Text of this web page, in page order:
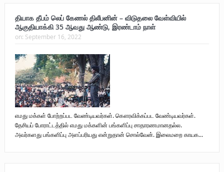
தியாக தீபம் லெப் கேணல் திலீபனின் – விடுதலை வேள்வியில்
ஆகுதியாக்கி 35 ஆவது ஆண்டு, இரண்டாம் நாள்
on: September 16, 2022
எமது மக்கள் போற்றப்பட வேண்டியவர்கள். கௌரவிக்கப்பட வேண்டியவர்கள்.
தேசியப் போராட்டத்தில் எமது மக்களின் பங்களிப்பு சாதாரணமானதல்ல.
அவர்களது பங்களிப்பு அளப்பரியது என்றுதான் சொல்வேன். இலைமறை காயக...